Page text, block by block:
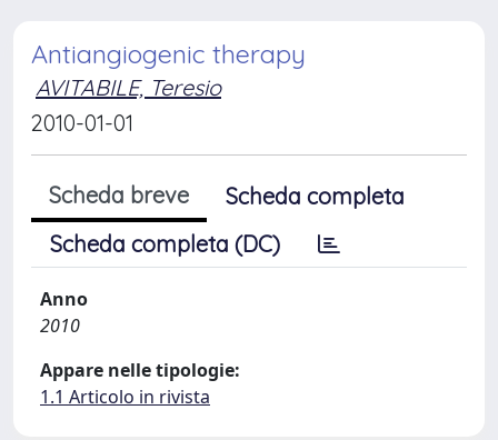
Antiangiogenic therapy
AVITABILE, Teresio
2010-01-01
Scheda breve
Scheda completa
Scheda completa (DC)
Anno
2010
Appare nelle tipologie:
1.1 Articolo in rivista